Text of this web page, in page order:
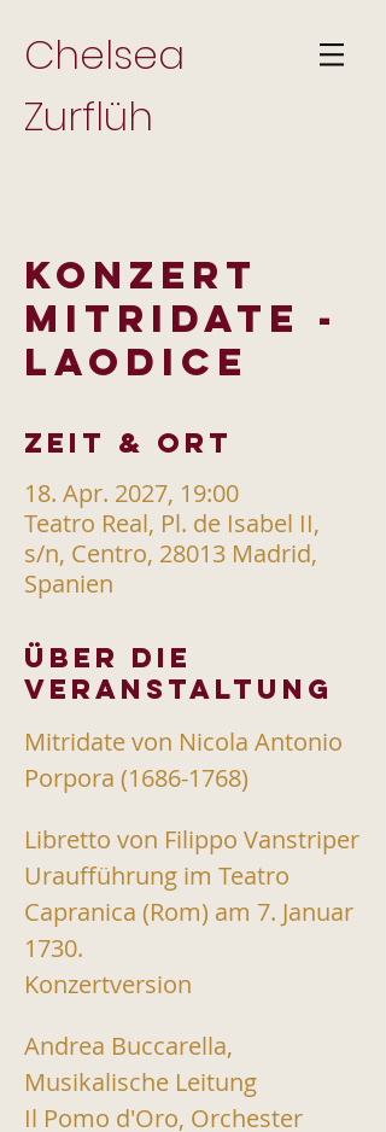
Chelsea
Zurflüh
KONZERT
MITRIDATE -
LAODICE
Zeit & Ort
18. Apr. 2027, 19:00
Teatro Real, Pl. de Isabel II,
s/n, Centro, 28013 Madrid,
Spanien
Über die
Veranstaltung
Mitridate von Nicola Antonio
Porpora (1686-1768)
Libretto von Filippo Vanstriper
Uraufführung im Teatro
Capranica (Rom) am 7. Januar
1730.
Konzertversion
Andrea Buccarella,
Musikalische Leitung
Il Pomo d'Oro, Orchester